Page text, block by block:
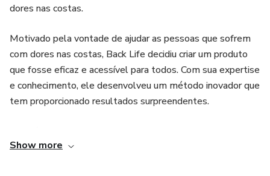
dores nas costas.
Motivado pela vontade de ajudar as pessoas que sofrem
com dores nas costas, Back Life decidiu criar um produto
que fosse eficaz e acessível para todos. Com sua expertise
e conhecimento, ele desenvolveu um método inovador que
tem proporcionado resultados surpreendentes.
pessoas de todas as idades a se livrarem das dores nas
Show more